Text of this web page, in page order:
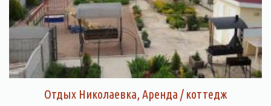
Отдых Николаевка, Аренда / коттедж